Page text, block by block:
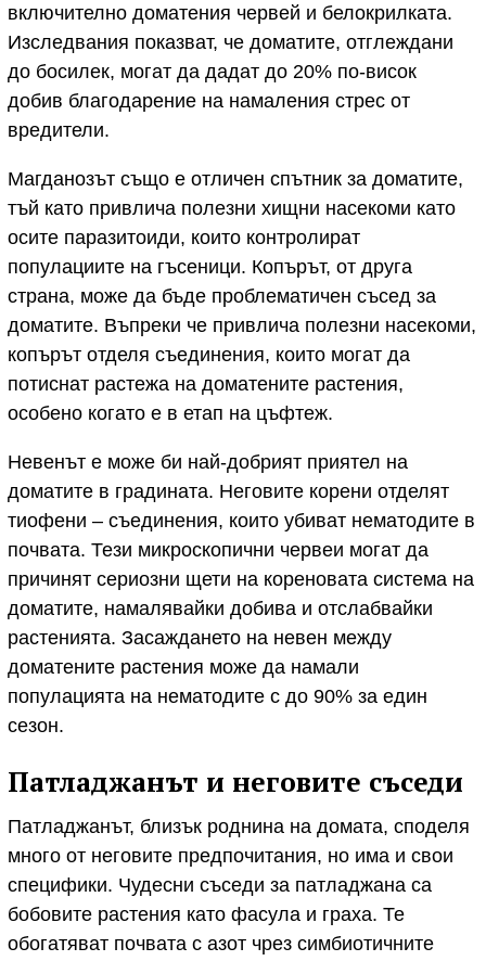
включително доматения червей и белокрилката.
Изследвания показват, че доматите, отглеждани
до босилек, могат да дадат до 20% по-висок
добив благодарение на намаления стрес от
вредители.
Магданозът също е отличен спътник за доматите,
тъй като привлича полезни хищни насекоми като
осите паразитоиди, които контролират
популациите на гъсеници. Копърът, от друга
страна, може да бъде проблематичен съсед за
доматите. Въпреки че привлича полезни насекоми,
копърът отделя съединения, които могат да
потиснат растежа на доматените растения,
особено когато е в етап на цъфтеж.
Невенът е може би най-добрият приятел на
доматите в градината. Неговите корени отделят
тиофени – съединения, които убиват нематодите в
почвата. Тези микроскопични червеи могат да
причинят сериозни щети на кореновата система на
доматите, намалявайки добива и отслабвайки
растенията. Засаждането на невен между
доматените растения може да намали
популацията на нематодите с до 90% за един
сезон.
Патладжанът и неговите съседи
Патладжанът, близък роднина на домата, споделя
много от неговите предпочитания, но има и свои
специфики. Чудесни съседи за патладжана са
бобовите растения като фасула и граха. Те
обогатяват почвата с азот чрез симбиотичните